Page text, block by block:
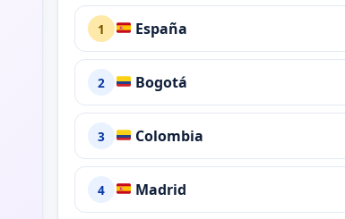
1 España
2 Bogotá
3 Colombia
4 Madrid